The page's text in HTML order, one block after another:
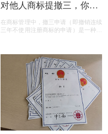
对他人商标提撤三，你真
在商标管理中，撤三申请（即撤销连续
三年不使用注册商标的申请）是一种重
三申请并非随意之举，申请人需要了解
相关要求、目的、法律依据以及可能面
临的失败原因。本文将为您详细解读撤
三申请的要点，帮助您在提出申请时更
加得心应手。